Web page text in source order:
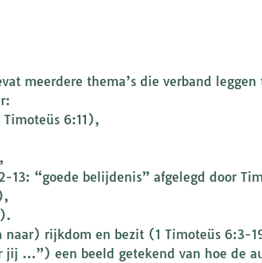
meerdere thema’s die verband leggen
6:11),
13: “goede belijdenis” afgelegd door
naar) rijkdom en bezit (1 Timoteüs 6:3-
…”) een beeld getekend van hoe de